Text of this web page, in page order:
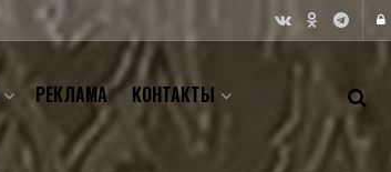
РЕКЛАМА КОНТАКТЫ